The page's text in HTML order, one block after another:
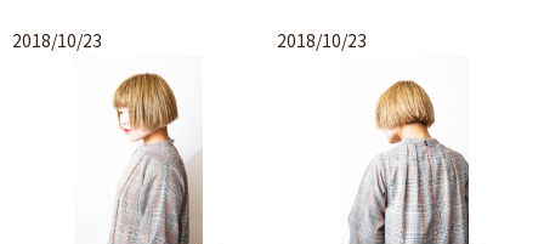
2018/10/23 2018/10/23